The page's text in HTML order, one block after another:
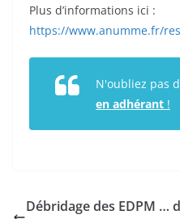
Plus d’informations ici :
https://www.anumme.fr/
N'oubliez pas
en adhérant !
Débridage des EDPM …